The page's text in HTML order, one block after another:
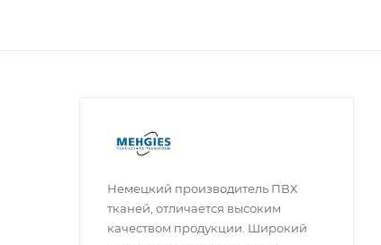
Немецкий производитель ПВХ
тканей, отличается высоким
качеством продукции. Широкий